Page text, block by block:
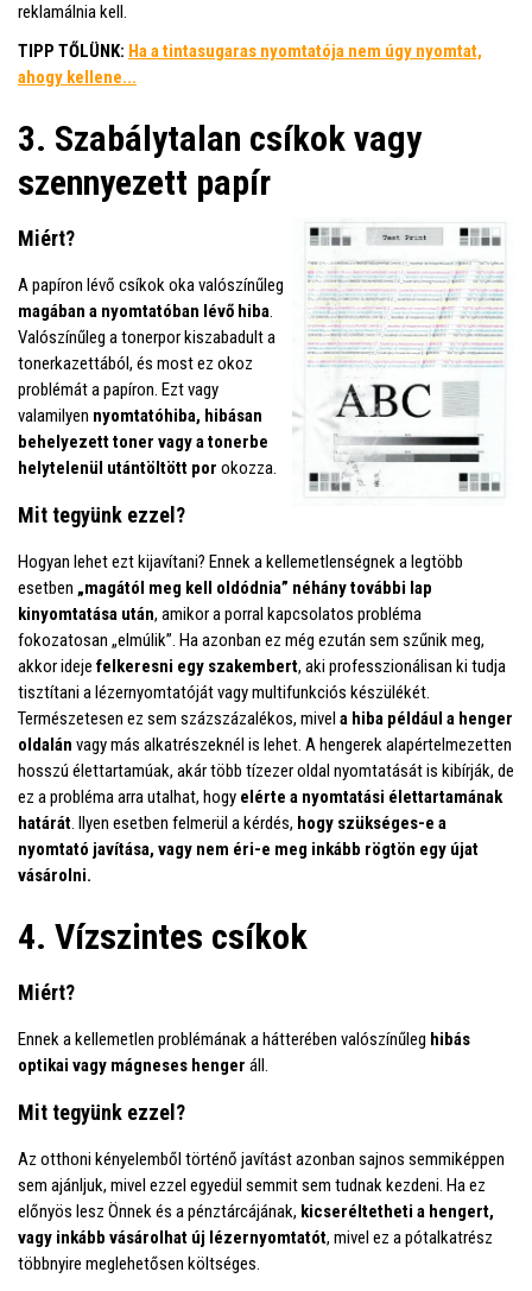
reklamálnia kell.
TIPP TŐLÜNK: Ha a tintasugaras nyomtatója nem úgy nyomtat,
ahogy kellene...
3. Szabálytalan csíkok vagy
szennyezett papír
Miért?
A papíron lévő csíkok oka valószínűleg
magában a nyomtatóban lévő hiba.
Valószínűleg a tonerpor kiszabadult a
tonerkazettából, és most ez okoz
problémát a papíron. Ezt vagy
valamilyen nyomtatóhiba, hibásan
behelyezett toner vagy a tonerbe
helytelenül utántöltött por okozza.
Mit tegyünk ezzel?
Hogyan lehet ezt kijavítani? Ennek a kellemetlenségnek a legtöbb
esetben „magától meg kell oldódnia” néhány további lap
kinyomtatása után, amikor a porral kapcsolatos probléma
fokozatosan „elmúlik”. Ha azonban ez még ezután sem szűnik meg,
akkor ideje felkeresni egy szakembert, aki professzionálisan ki tudja
tisztítani a lézernyomtatóját vagy multifunkciós készülékét.
Természetesen ez sem százszázalékos, mivel a hiba például a henger
oldalán vagy más alkatrészeknél is lehet. A hengerek alapértelmezetten
hosszú élettartamúak, akár több tízezer oldal nyomtatását is kibírják, de
ez a probléma arra utalhat, hogy elérte a nyomtatási élettartamának
határát. Ilyen esetben felmerül a kérdés, hogy szükséges-e a
nyomtató javítása, vagy nem éri-e meg inkább rögtön egy újat
vásárolni.
4. Vízszintes csíkok
Miért?
Ennek a kellemetlen problémának a hátterében valószínűleg hibás
optikai vagy mágneses henger áll.
Mit tegyünk ezzel?
Az otthoni kényelemből történő javítást azonban sajnos semmiképpen
sem ajánljuk, mivel ezzel egyedül semmit sem tudnak kezdeni. Ha ez
előnyös lesz Önnek és a pénztárcájának, kicseréltetheti a hengert,
vagy inkább vásárolhat új lézernyomtatót, mivel ez a pótalkatrész
többnyire meglehetősen költséges.